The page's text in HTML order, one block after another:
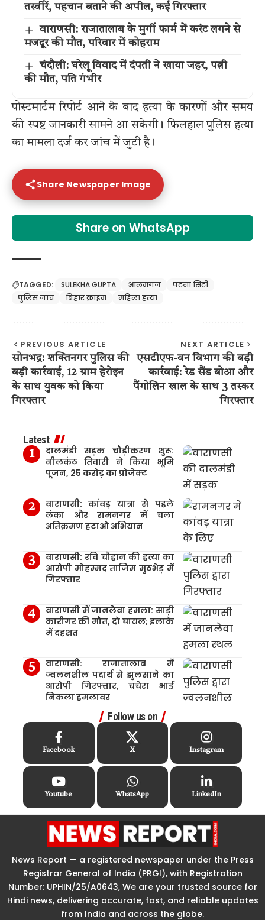
तस्वीरें, पहचान बताने की अपील, कई गिरफ्तार
वाराणसी: राजातालाब के मुर्गी फार्म में करंट लगने से
मजदूर की मौत, परिवार में कोहराम
चंदौली: घरेलू विवाद में दंपती ने खाया जहर, पत्नी
की मौत, पति गंभीर
पोस्टमार्टम रिपोर्ट आने के बाद हत्या के कारणों और समय
की स्पष्ट जानकारी सामने आ सकेगी। फिलहाल पुलिस हत्या
का मामला दर्ज कर जांच में जुटी है।
Share Newspaper Image
Share on WhatsApp
TAGGED: SULEKHA GUPTA आलमगंज
पटना सिटी
पुलिस जांच
बिहार क्राइम महिला हत्या
PREVIOUS ARTICLE
सोनभद्र: शक्तिनगर पुलिस की
बड़ी कार्रवाई, 12 ग्राम हेरोइन
के साथ युवक को किया
गिरफ्तार
NEXT ARTICLE
एसटीएफ-वन विभाग की बड़ी
कार्रवाई: रेड सैंड बोआ और
पैंगोलिन खाल के साथ 3 तस्कर
गिरफ्तार
Latest
दालमंडी सड़क चौड़ीकरण शुरू:
नीलकंठ तिवारी ने किया भूमि
पूजन, 25 करोड़ का प्रोजेक्ट
वाराणसी: कांवड़ यात्रा से पहले
लंका और रामनगर में चला
अतिक्रमण हटाओ अभियान
वाराणसी: रवि चौहान की हत्या का
आरोपी मोहम्मद ताजिम मुठभेड़ में
गिरफ्तार
वाराणसी में जानलेवा हमला: साड़ी
कारीगर की मौत, दो घायल; इलाके
में दहशत
वाराणसी: राजातालाब में
ज्वलनशील पदार्थ से झुलसाने का
आरोपी गिरफ्तार, चचेरा भाई
निकला हमलावर
Follow us on
Facebook X Instagram
Youtube WhatsApp LinkedIn
News Report — a registered newspaper under the Press
Registrar General of India (PRGI), with Registration
Number: UPHIN/25/A0643, We are your trusted source for
Hindi news, delivering accurate, fast, and reliable updates
from India and across the globe.